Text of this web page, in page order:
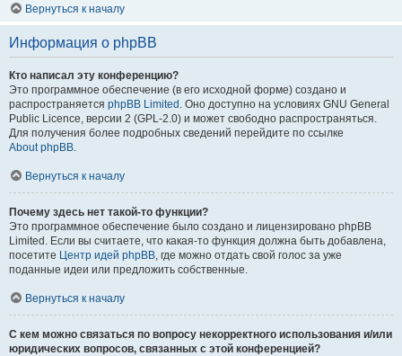
Вернуться к началу
Информация о phpBB
Кто написал эту конференцию?
Это программное обеспечение (в его исходной форме) создано и
распространяется phpBB Limited . Оно доступно на условиях GNU General
Public Licence, версии 2 (GPL-2.0) и может свободно распространяться.
Для получения более подробных сведений перейдите по ссылке
About phpBB.
Вернуться к началу
Почему здесь нет такой-то функции?
Это программное обеспечение было создано и лицензировано phpBB
Limited. Если вы считаете, что какая-то функция должна быть добавлена,
посетите Центр идей phpBB, где можно отдать свой голос за уже
поданные идеи или предложить собственные.
Вернуться к началу
С кем можно связаться по вопросу некорректного использования и/или
юридических вопросов, связанных с этой конференцией?